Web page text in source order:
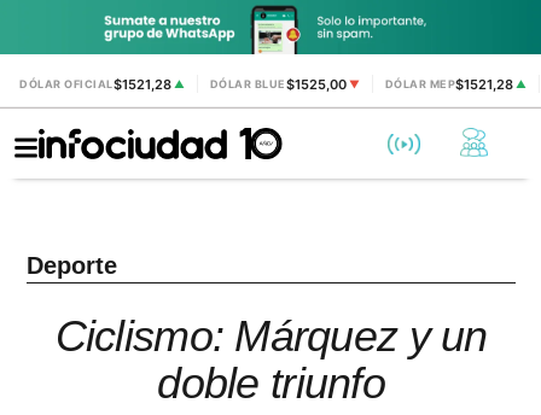
DÓLAR OFICIAL$1521,28 ▲ DÓLAR BLUE$1525,00 ▼ DÓLAR MEP$1521,28▲
Deporte
Ciclismo: Márquez y un
doble triunfo